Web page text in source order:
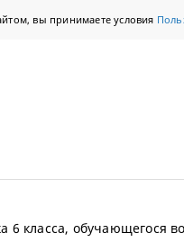
вы принимаете условия
6 класса, обучающегося